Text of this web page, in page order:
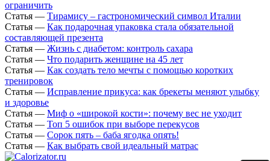
ограничить
Статья — Тирамису – гастрономический символ Италии
Статья — Как подарочная упаковка стала обязательной
составляющей презента
Статья — Жизнь с диабетом: контроль сахара
Статья — Что подарить женщине на 45 лет
Статья — Как создать тело мечты с помощью коротких
тренировок
Статья — Исправление прикуса: как брекеты меняют улыбку
и здоровье
Статья — Миф о «широкой кости»: почему вес не уходит
Статья — Топ 5 ошибок при выборе перекусов
Статья — Сорок пять – баба ягодка опять!
Статья — Как выбрать свой идеальный матрас